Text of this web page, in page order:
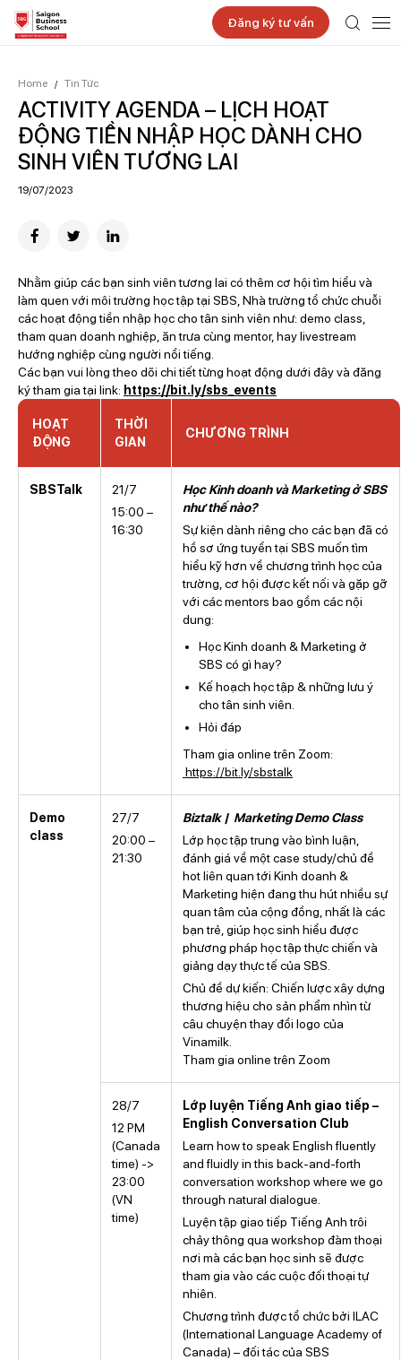
Đăng ký tư vấn
Home / Tin Tức
ACTIVITY AGENDA – LỊCH HOẠT
ĐỘNG TIỀN NHẬP HỌC DÀNH CHO
SINH VIÊN TƯƠNG LAI
19/07/2023
Nhằm giúp các bạn sinh viên tương lai có thêm cơ hội tìm hiểu và
làm quen với môi trường học tập tại SBS, Nhà trường tổ chức chuỗi
các hoạt động tiền nhập học cho tân sinh viên như: demo class,
tham quan doanh nghiệp, ăn trưa cùng mentor, hay livestream
hướng nghiệp cùng người nổi tiếng.
Các bạn vui lòng theo dõi chi tiết từng hoạt động dưới đây và đăng
ký tham gia tại link: https://bit.ly/sbs_events
HOẠT
ĐỘNG
THỜI
GIAN
CHƯƠNG TRÌNH
SBSTalk
21/7
15:00 –
16:30
Học Kinh doanh và Marketing ở SBS
như thế nào?
Sự kiện dành riêng cho các bạn đã có
hồ sơ ứng tuyển tại SBS muốn tìm
hiểu kỹ hơn về chương trình học của
trường, cơ hội được kết nối và gặp gỡ
với các mentors bao gồm các nội
dung:
Học Kinh doanh & Marketing ở
SBS có gì hay?
Kế hoạch học tập & những lưu ý
cho tân sinh viên.
Hỏi đáp
Tham gia online trên Zoom:
https://bit.ly/sbstalk
Demo
class
27/7
20:00 –
21:30
Biztalk | Marketing Demo Class
Lớp học tập trung vào bình luận,
đánh giá về một case study/chủ đề
hot liên quan tới Kinh doanh &
Marketing hiện đang thu hút nhiều sự
quan tâm của cộng đồng, nhất là các
bạn trẻ, giúp học sinh hiểu được
phương pháp học tập thực chiến và
giảng dạy thực tế của SBS.
Chủ đề dự kiến: Chiến lược xây dựng
thương hiệu cho sản phẩm nhìn từ
câu chuyện thay đổi logo của
Vinamilk.
Tham gia online trên Zoom
28/7
12 PM
(Canada
time) ->
23:00
(VN
time)
Lớp luyện Tiếng Anh giao tiếp –
English Conversation Club
Learn how to speak English fluently
and fluidly in this back-and-forth
conversation workshop where we go
through natural dialogue.
Luyện tập giao tiếp Tiếng Anh trôi
chảy thông qua workshop đàm thoại
nơi mà các bạn học sinh sẽ được
tham gia vào các cuộc đối thoại tự
nhiên.
Chương trình được tổ chức bởi ILAC
(International Language Academy of
Canada) – đối tác của SBS